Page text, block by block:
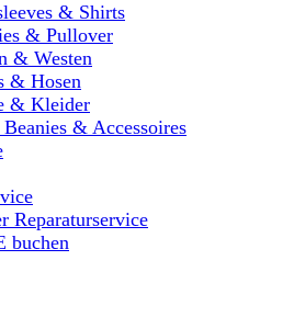
& Shirts
& Pullover
& Westen
& Hosen
& Kleider
Beanies & Accessoires
Reparaturservice
buchen